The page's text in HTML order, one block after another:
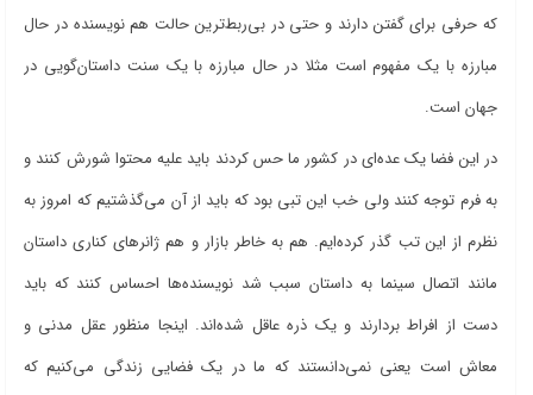
که حرفی برای گفتن دارند و حتی در بی‌ربط‌ترین حالت هم نویسنده در حال
مبارزه با یک مفهوم است مثلا در حال مبارزه با یک سنت داستان‌گویی در
جهان است.
در این فضا یک عده‌ای در کشور ما حس کردند باید علیه محتوا شورش کنند و
به فرم توجه کنند ولی خب این تبی بود که باید از آن می‌گذشتیم که امروز به
نظرم از این تب گذر کرده‌ایم. هم به خاطر بازار و هم ژانرهای کناری داستان
مانند اتصال سینما به داستان سبب شد نویسنده‌ها احساس کنند که باید
دست از افراط بردارند و یک ذره‌ عاقل شده‌اند. اینجا منظور عقل مدنی و
معاش است یعنی نمی‌دانستند که ما در یک فضایی زندگی می‌کنیم که